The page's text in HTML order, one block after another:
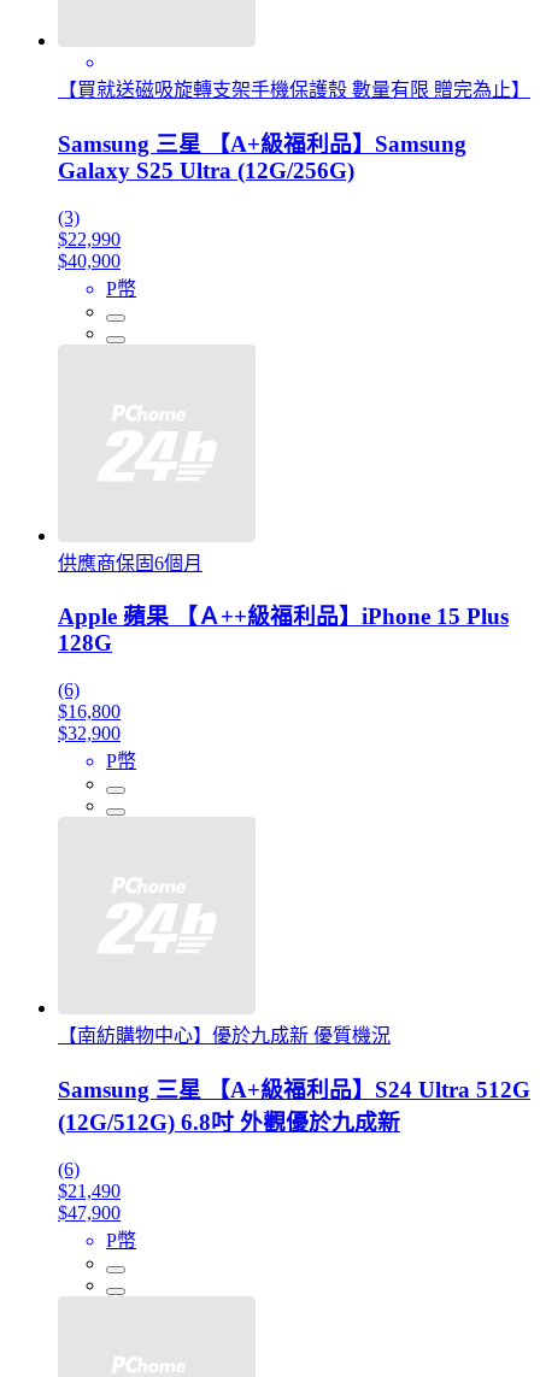
【買就送磁吸旋轉支架手機保護殼 數量有限 贈完為止】
Samsung 三星 【A+級福利品】Samsung
Galaxy S25 Ultra (12G/256G)
(3)
$22,990
$40,900
P幣
供應商保固6個月
Apple 蘋果 【Ａ++級福利品】iPhone 15 Plus
128G
(6)
$16,800
$32,900
P幣
【南紡購物中心】優於九成新 優質機況
Samsung 三星 【A+級福利品】S24 Ultra 512G
(12G/512G) 6.8吋 外觀優於九成新
(6)
$21,490
$47,900
P幣